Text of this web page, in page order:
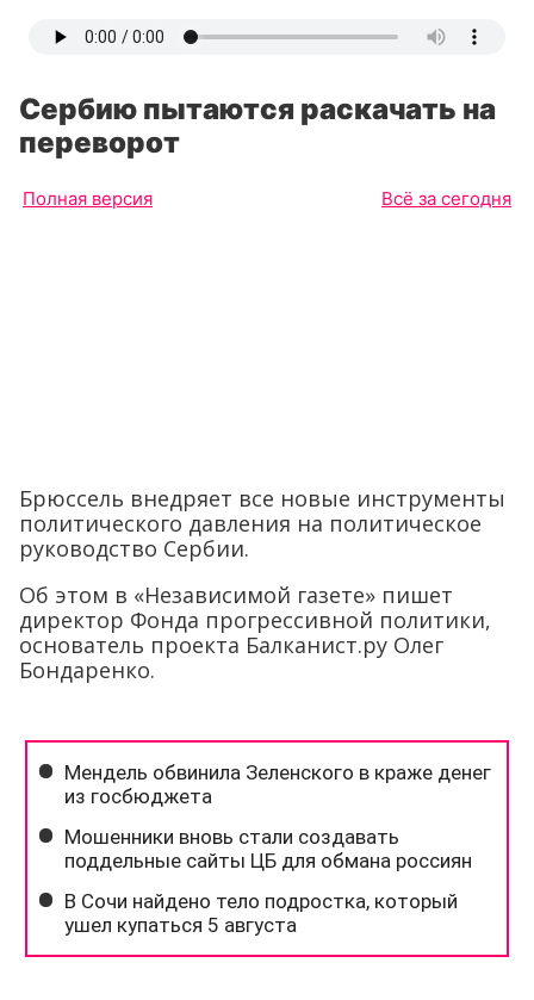
Сербию пытаются раскачать на
переворот
Полная версия Всё за сегодня
Брюссель внедряет все новые инструменты
политического давления на политическое
руководство Сербии.
Об этом в «Независимой газете» пишет
директор Фонда прогрессивной политики,
основатель проекта Балканист.ру Олег
Бондаренко.